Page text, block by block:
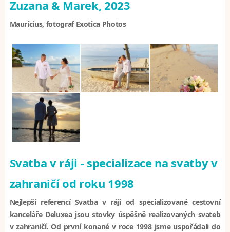
Zuzana & Marek, 2023
Maurícius, fotograf Exotica Photos
Svatba v ráji - specializace na svatby v
zahraničí od roku 1998
Nejlepší referencí Svatba v ráji od specializované cestovní
kanceláře Deluxea jsou stovky úspěšně realizovaných svateb
v zahraničí. Od první konané v roce 1998 jsme uspořádali do